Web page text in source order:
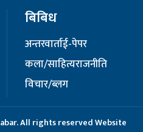
बिबिध
अन्तरवार्ताई-पेपर
कला/साहित्यराजनीति
विचार/ब्लग
All rights reserved Website